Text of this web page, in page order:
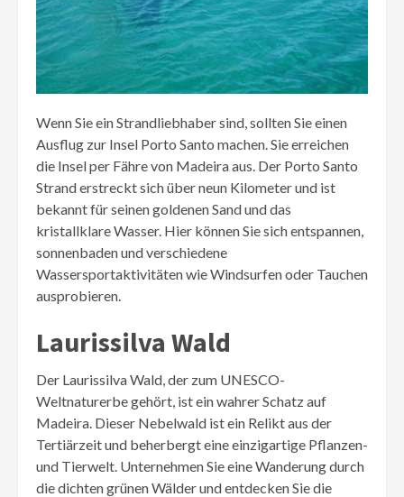
Wenn Sie ein Strandliebhaber sind, sollten Sie einen
Ausflug zur Insel Porto Santo machen. Sie erreichen
die Insel per Fähre von Madeira aus. Der Porto Santo
Strand erstreckt sich über neun Kilometer und ist
bekannt für seinen goldenen Sand und das
kristallklare Wasser. Hier können Sie sich entspannen,
sonnenbaden und verschiedene
Wassersportaktivitäten wie Windsurfen oder Tauchen
ausprobieren.
Laurissilva Wald
Der Laurissilva Wald, der zum UNESCO-
Weltnaturerbe gehört, ist ein wahrer Schatz auf
Madeira. Dieser Nebelwald ist ein Relikt aus der
Tertiärzeit und beherbergt eine einzigartige Pflanzen-
und Tierwelt. Unternehmen Sie eine Wanderung durch
die dichten grünen Wälder und entdecken Sie die